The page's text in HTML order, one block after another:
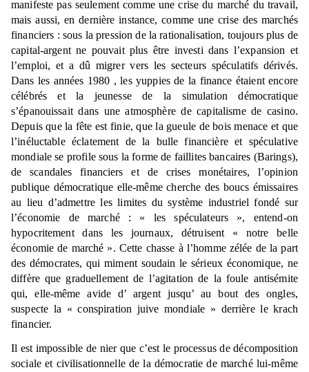
manifeste pas seulement comme une crise du marché du travail,
mais aussi, en dernière instance, comme une crise des marchés
financiers : sous la pression de la rationalisation, toujours plus de
capital-argent ne pouvait plus être investi dans l’expansion et
l’emploi, et a dû migrer vers les secteurs spéculatifs dérivés.
Dans les années 1980 , les yuppies de la finance étaient encore
célébrés et la jeunesse de la simulation démocratique
s’épanouissait dans une atmosphère de capitalisme de casino.
Depuis que la fête est finie, que la gueule de bois menace et que
l’inéluctable éclatement de la bulle financière et spéculative
mondiale se profile sous la forme de faillites bancaires (Barings),
de scandales financiers et de crises monétaires, l’opinion
publique démocratique elle-même cherche des boucs émissaires
au lieu d’admettre les limites du système industriel fondé sur
l’économie de marché : « les spéculateurs », entend-on
hypocritement dans les journaux, détruisent « notre belle
économie de marché ». Cette chasse à l’homme zélée de la part
des démocrates, qui miment soudain le sérieux économique, ne
diffère que graduellement de l’agitation de la foule antisémite
qui, elle-même avide d’ argent jusqu’ au bout des ongles,
suspecte la « conspiration juive mondiale » derrière le krach
financier.
Il est impossible de nier que c’est le processus de décomposition
sociale et civilisationnelle de la démocratie de marché lui-même